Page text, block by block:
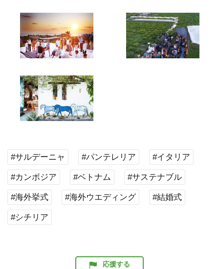
#サルデーニャ #パンテレリア #イタリア
#カンボジア #ベトナム #サステナブル
#海外挙式 #海外ウエディング #結婚式
#シチリア
応援する